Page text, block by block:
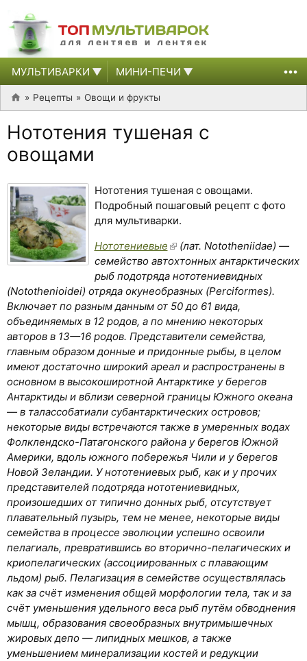
МУЛЬТИВАРКИ МИНИ-ПЕЧИ
Рецепты Овощи и фрукты
Нототения тушеная с
овощами
Нототения тушеная с овощами.
Подробный пошаговый рецепт с фото
для мультиварки.
Нототениевые
(лат. Nototheniidae) —
семейство автохтонных антарктических
рыб подотряда нототениевидных
(Notothenioidei) отряда окунеобразных (Perciformes).
Включает по разным данным от 50 до 61 вида,
объединяемых в 12 родов, а по мнению некоторых
авторов в 13—16 родов. Представители семейства,
главным образом донные и придонные рыбы, в целом
имеют достаточно широкий ареал и распространены в
основном в высокоширотной Антарктике у берегов
Антарктиды и вблизи северной границы Южного океана
— в талассобатиали субантарктических островов;
некоторые виды встречаются также в умеренных водах
Фолклендско-Патагонского района у берегов Южной
Америки, вдоль южного побережья Чили и у берегов
Новой Зеландии. У нототениевых рыб, как и у прочих
представителей подотряда нототениевидных,
произошедших от типично донных рыб, отсутствует
плавательный пузырь, тем не менее, некоторые виды
семейства в процессе эволюции успешно освоили
пелагиаль, превратившись во вторично-пелагических и
криопелагических (ассоциированных с плавающим
льдом) рыб. Пелагизация в семействе осуществлялась
как за счёт изменения общей морфологии тела, так и за
счёт уменьшения удельного веса рыб путём обводнения
мышц, образования своеобразных внутримышечных
жировых депо — липидных мешков, а также
уменьшением минерализации костей и редукции